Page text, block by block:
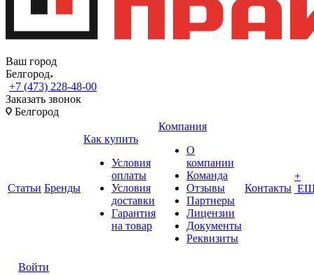
Ваш город
Белгород
+7 (473) 228-48-00
Заказать звонок
Белгород
Статьи Бренды
Как купить
Условия
оплаты
Условия
доставки
Гарантия
на товар
Компания
О
компании
Команда
Отзывы
Партнеры
Лицензии
Документы
Реквизиты
Контакты
+
Войти